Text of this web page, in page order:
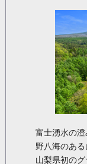
富士湧水の
野八海のある
山梨県初の